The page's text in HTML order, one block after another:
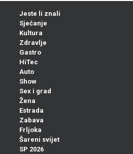
Jeste li znali
Sjećanje
Kultura
Zdravlje
Gastro
HiTec
Auto
Show
Sex i grad
Žena
Estrada
Zabava
Frljoka
Šareni svijet
SP 2026